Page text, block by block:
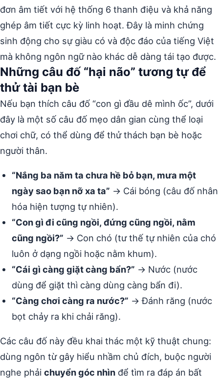
đơn âm tiết với hệ thống 6 thanh điệu và khả năng
ghép âm tiết cực kỳ linh hoạt. Đây là minh chứng
sinh động cho sự giàu có và độc đáo của tiếng Việt
mà không ngôn ngữ nào khác dễ dàng tái tạo được.
Những câu đố “hại não” tương tự để
thử tài bạn bè
Nếu bạn thích câu đố “con gì đầu dê mình ốc”, dưới
đây là một số câu đố mẹo dân gian cùng thể loại
chơi chữ, có thể dùng để thử thách bạn bè hoặc
người thân.
“Nắng ba năm ta chưa hề bỏ bạn, mưa một
ngày sao bạn nỡ xa ta” → Cái bóng (câu đố nhân
hóa hiện tượng tự nhiên).
“Con gì đi cũng ngồi, đứng cũng ngồi, nằm
cũng ngồi?” → Con chó (tư thế tự nhiên của chó
luôn ở dạng ngồi hoặc nằm khum).
“Cái gì càng giặt càng bẩn?” → Nước (nước
dùng để giặt thì càng dùng càng bẩn đi).
“Càng chơi càng ra nước?” → Đánh răng (nước
bọt chảy ra khi chải răng).
Các câu đố này đều khai thác một kỹ thuật chung:
dùng ngôn từ gây hiểu nhầm chủ đích, buộc người
nghe phải chuyển góc nhìn để tìm ra đáp án bất